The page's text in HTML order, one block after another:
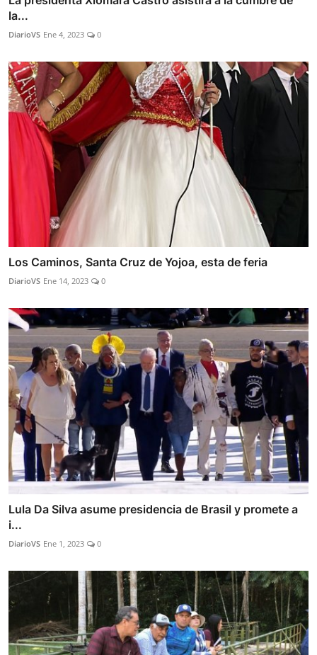
la...
DiarioVS Ene 4, 2023 0
Los Caminos, Santa Cruz de Yojoa, esta de feria
DiarioVS Ene 14, 2023 0
Lula Da Silva asume presidencia de Brasil y promete a
i...
DiarioVS Ene 1, 2023 0